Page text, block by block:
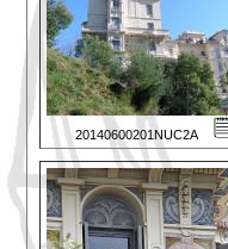
20140600201NUC2A